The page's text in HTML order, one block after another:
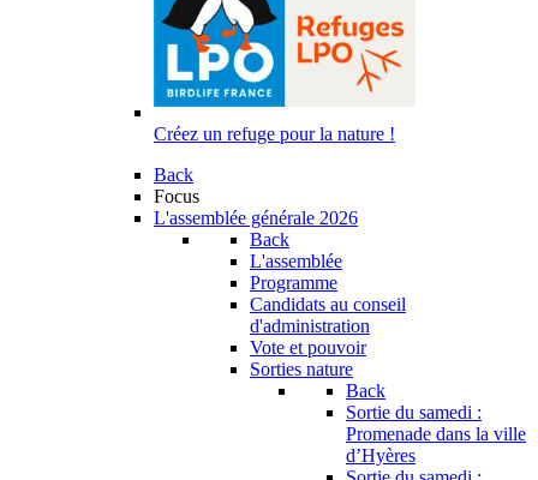
Créez un refuge pour la nature !
Back
Focus
L'assemblée générale 2026
Back
L'assemblée
Programme
Candidats au conseil
d'administration
Vote et pouvoir
Sorties nature
Back
Sortie du samedi :
Promenade dans la ville
d’Hyères